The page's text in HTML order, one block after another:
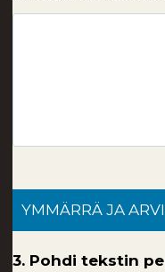
YMMÄRRÄ JA
3. Pohdi tekstin